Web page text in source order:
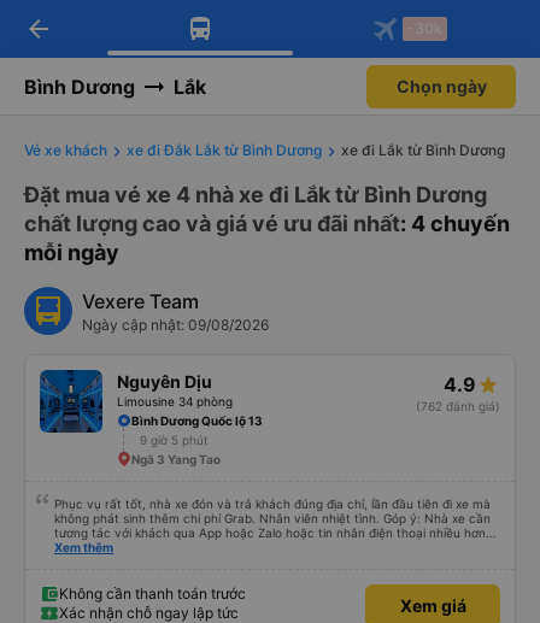
Tải app Vexere ngay!
Nhận ưu đãi thành viên độc
Mở app
Tải app Vexere
-30k/ghế khi đặt vé máy bay qua
Mở app
arrow_back -30k
Bình Dương Lắk Chọn ngày
Vé xe khách xe đi Đắk Lắk từ Bình Dương xe đi Lắk từ Bình Dương
Đặt mua vé xe 4 nhà xe đi Lắk từ Bình Dương
chất lượng cao và giá vé ưu đãi nhất: 4 chuyến
mỗi ngày
Vexere Team
Ngày cập nhật: 09/08/2026
Nguyên Dịu
Limousine 34 phòng
4.9
(762 đánh giá)
Bình Dương Quốc lộ 13
9 giờ 5 phút
Ngã 3 Yang Tao
Phục vụ rất tốt, nhà xe đón và trả khách đúng địa chỉ, lần đầu tiên đi xe mà
không phát sinh thêm chi phí Grab. Nhân viên nhiệt tình. Góp ý: Nhà xe cần
tương tác với khách qua App hoặc Zalo hoặc tin nhắn điện thoại nhiều hơn
nữa để hành khách yên tâm đặc biệt là khách đặt vé qua App. Chân thành
Xem thêm
Không cần thanh toán trước
Xác nhận chỗ ngay lập tức
Xem giá